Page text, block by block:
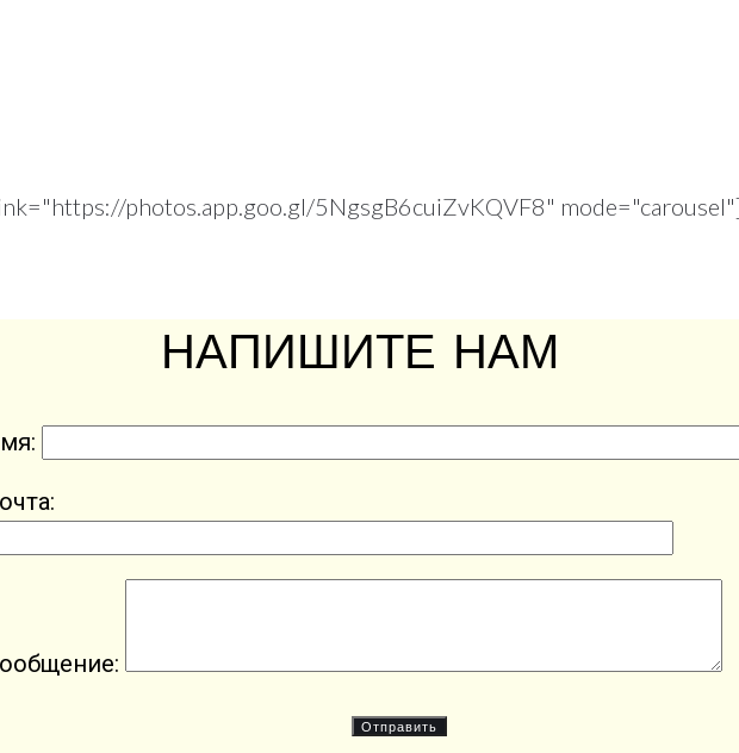
photos.app.goo.gl/5NgsgB6cuiZvKQVF8"
НАПИШИТЕ НАМ